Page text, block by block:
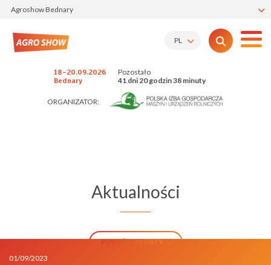
Agroshow Bednary
18-20.09.2026
Bednary
Pozostało
41 dni 20 godzin 38 minuty
ORGANIZATOR:
PL
Aktualności
POWRÓT DO LISTY
01/09/2023